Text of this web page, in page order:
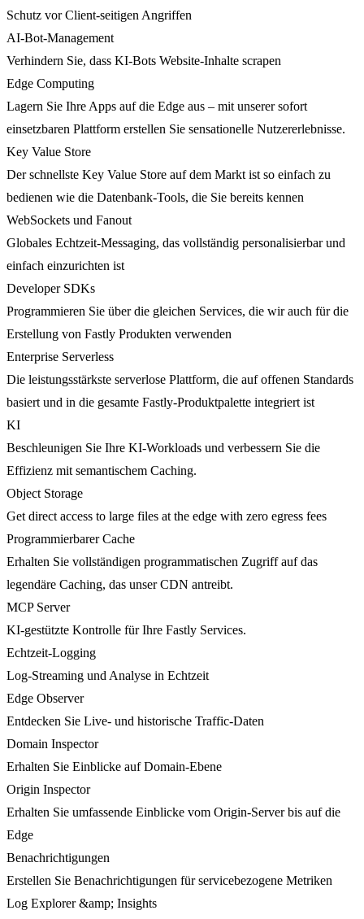
Schutz vor Client-seitigen Angriffen
AI-Bot-Management
Verhindern Sie, dass KI-Bots Website-Inhalte scrapen
Edge Computing
Lagern Sie Ihre Apps auf die Edge aus – mit unserer sofort
einsetzbaren Plattform erstellen Sie sensationelle Nutzererlebnisse.
Key Value Store
Der schnellste Key Value Store auf dem Markt ist so einfach zu
bedienen wie die Datenbank-Tools, die Sie bereits kennen
WebSockets und Fanout
Globales Echtzeit-Messaging, das vollständig personalisierbar und
einfach einzurichten ist
Developer SDKs
Programmieren Sie über die gleichen Services, die wir auch für die
Erstellung von Fastly Produkten verwenden
Enterprise Serverless
Die leistungsstärkste serverlose Plattform, die auf offenen Standards
basiert und in die gesamte Fastly-Produktpalette integriert ist
KI
Beschleunigen Sie Ihre KI-Workloads und verbessern Sie die
Effizienz mit semantischem Caching.
Object Storage
Get direct access to large files at the edge with zero egress fees
Programmierbarer Cache
Erhalten Sie vollständigen programmatischen Zugriff auf das
legendäre Caching, das unser CDN antreibt.
MCP Server
KI-gestützte Kontrolle für Ihre Fastly Services.
Echtzeit-Logging
Log-Streaming und Analyse in Echtzeit
Edge Observer
Entdecken Sie Live- und historische Traffic-Daten
Domain Inspector
Erhalten Sie Einblicke auf Domain-Ebene
Origin Inspector
Erhalten Sie umfassende Einblicke vom Origin-Server bis auf die
Edge
Benachrichtigungen
Erstellen Sie Benachrichtigungen für servicebezogene Metriken
Log Explorer &amp; Insights